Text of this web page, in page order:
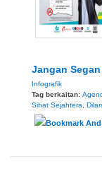
Jangan
Infografik
Tag berkaitan:
Sihat Sejahtera